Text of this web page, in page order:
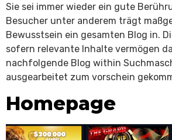
Sie sei immer wieder ein gute
Besucher unter anderem trägt
Bewusstsein ein gesamten Blog in.
sofern relevante Inhalte vermögen
nachfolgende Blog within
ausgearbeitet zum vorschein
Homepage